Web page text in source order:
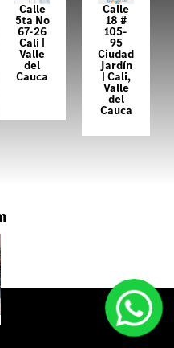
Calle
5ta No
67-26
Cali |
Valle
del
Cauca
Calle
18 #
105-
95
Ciudad
Jardín
| Cali,
Valle
del
Cauca